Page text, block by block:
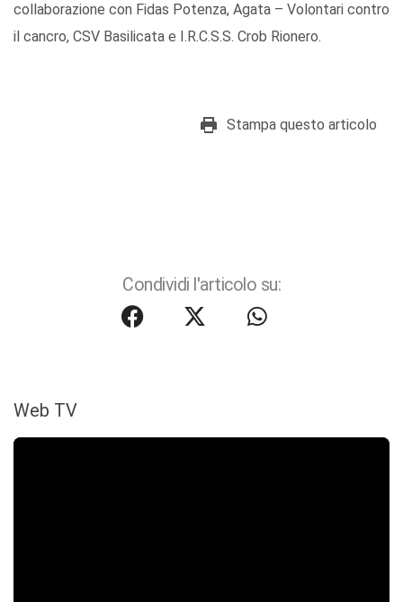
collaborazione con Fidas Potenza, Agata – Volontari contro
il cancro, CSV Basilicata e I.R.C.S.S. Crob Rionero.
Stampa questo articolo
Condividi l'articolo su:
Web TV